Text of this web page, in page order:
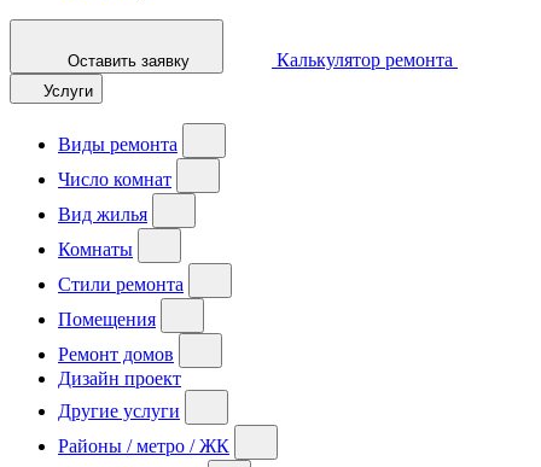
Оставить заявку Калькулятор ремонта
Услуги
Виды ремонта
Число комнат
Вид жилья
Комнаты
Стили ремонта
Помещения
Ремонт домов
Дизайн проект
Другие услуги
Районы / метро / ЖК